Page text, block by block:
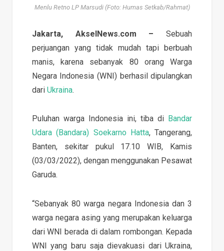
Menlu Retno LP Marsudi (Foto: Humas Setkab/Rahmat)
Jakarta, AkselNews.com – Sebuah
perjuangan yang tidak mudah tapi berbuah
manis, karena sebanyak 80 orang Warga
Negara Indonesia (WNI) berhasil dipulangkan
dari Ukraina.
Puluhan warga Indonesia ini, tiba di Bandar
Udara (Bandara) Soekarno Hatta, Tangerang,
Banten, sekitar pukul 17.10 WIB, Kamis
(03/03/2022), dengan menggunakan Pesawat
Garuda.
“Sebanyak 80 warga negara Indonesia dan 3
warga negara asing yang merupakan keluarga
dari WNI berada di dalam rombongan. Kepada
WNI yang baru saja dievakuasi dari Ukraina,